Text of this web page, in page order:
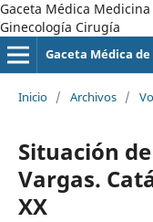
Gaceta Médica
Ginecología Cirugía
Gaceta Médica de
Inicio / Archivos /
Situación
Vargas.
XX